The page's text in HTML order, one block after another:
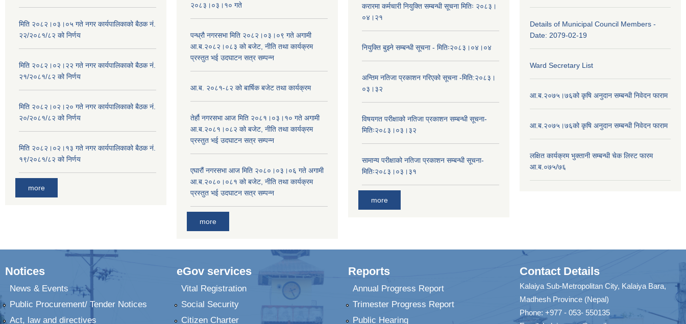
मिति २०८२।०३।०५ गते नगर कार्यपालिकाको बैठक नं.
२२/२०८१/८२ को निर्णय
मिति २०८२।०२।२२ गते नगर कार्यपालिकाको बैठक नं.
२१/२०८१/८२ को निर्णय
मिति २०८२।०२।२० गते नगर कार्यपालिकाको बैठक नं.
२०/२०८१/८२ को निर्णय
मिति २०८२।०२।१३ गते नगर कार्यपालिकाको बैठक नं.
१९/२०८१/८२ को निर्णय
more
२०८३।०३।१० गते
पन्ध्रौ नगरसभा मिति २०८२।०३।०९ गते अगामी
आ.ब.२०८२।०८३ को बजेट, नीति तथा कार्यक्रम
प्रस्तुत भई उदघाटन सत्र सम्पन्न
आ.ब. २०८१-८२ को बार्षिक बजेट तथा कार्यक्रम
तेर्हौ नगरसभा आज मिति २०८१।०३।१० गते अगामी
आ.ब.२०८१।०८२ को बजेट, नीति तथा कार्यक्रम
प्रस्तुत भई उदघाटन सत्र सम्पन्न
एघारौं नगरसभा आज मिति २०८०।०३।०६ गते अगामी
आ.ब.२०८०।०८१ को बजेट, नीति तथा कार्यक्रम
प्रस्तुत भई उदघाटन सत्र सम्पन्न
more
करारमा कर्मचारी नियुक्ति सम्बन्धी सूचना मितिः २०८३।
०४।२१
नियुक्ति बुझ्ने सम्बन्धी सूचना - मितिः२०८३।०४।०४
अन्तिम नतिजा प्रकाशन गरिएको सूचना -मिति:२०८३।
०३।३२
विषयगत परीक्षाको नतिजा प्रकाशन सम्बन्धी सूचना-
मितिः२०८३।०३।३२
सामान्य परीक्षाको नतिजा प्रकाशन सम्बन्धी सूचना-
मितिः२०८३।०३।३१
more
Details of Municipal Council Members -
Date: 2079-02-19
Ward Secretary List
आ.ब.२०७५।७६को कृषि अनुदान सम्बन्धी निवेदन फाराम
आ.ब.२०७५।७६को कृषि अनुदान सम्बन्धी निवेदन फाराम
लक्षित कार्यक्रम भुक्तानी सम्बन्धी चेक लिस्ट फारम
आ.ब.०७५/७६
Notices
News & Events
Public Procurement/ Tender Notices
Act, law and directives
eGov services
Vital Registration
Social Security
Citizen Charter
Reports
Annual Progress Report
Trimester Progress Report
Public Hearing
Contact Details
Kalaiya Sub-Metropolitan City, Kalaiya Bara,
Madhesh Province (Nepal)
Phone: +977 - 053- 550135